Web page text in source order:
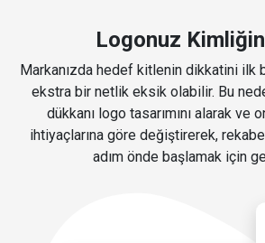
Logonuz
Markanızda hedef kitlenin dikkatini ilk
ekstra bir netlik eksik olabilir. Bu
dükkanı logo tasarımını alarak ve
ihtiyaçlarına göre değiştirerek,
adım önde başlamak için